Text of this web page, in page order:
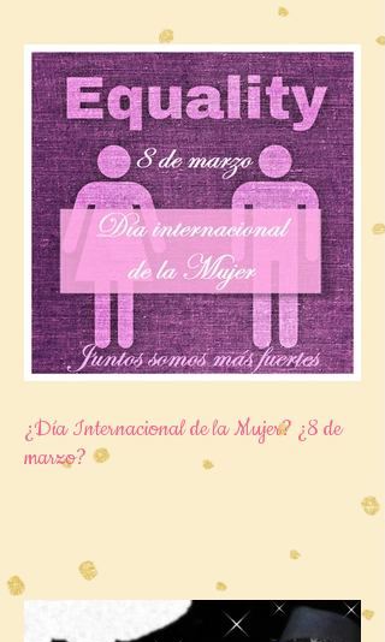
¿Día Internacional de la Mujer? ¿8 de
marzo?